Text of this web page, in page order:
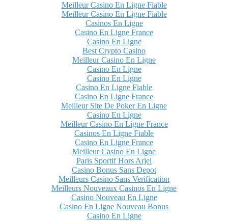
Meilleur Casino En Ligne Fiable
Meilleur Casino En Ligne Fiable
Casinos En Ligne
Casino En Ligne France
Casino En Ligne
Best Crypto Casino
Meilleur Casino En Ligne
Casino En Ligne
Casino En Ligne
Casino En Ligne Fiable
Casino En Ligne France
Meilleur Site De Poker En Ligne
Casino En Ligne
Meilleur Casino En Ligne France
Casinos En Ligne Fiable
Casino En Ligne France
Meilleur Casino En Ligne
Paris Sportif Hors Arjel
Casino Bonus Sans Depot
Meilleurs Casino Sans Verification
Meilleurs Nouveaux Casinos En Ligne
Casino Nouveau En Ligne
Casino En Ligne Nouveau Bonus
Casino En Ligne